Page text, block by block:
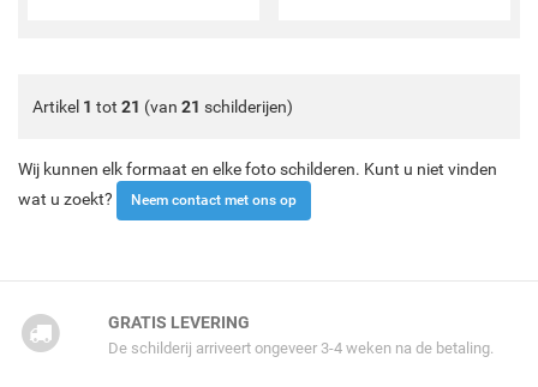
Artikel 1 tot 21 (van 21 schilderijen)
Wij kunnen elk formaat en elke foto schilderen. Kunt u niet vinden
wat u zoekt?
Neem contact met ons op
GRATIS LEVERING
De schilderij arriveert ongeveer 3-4 weken na de betaling.